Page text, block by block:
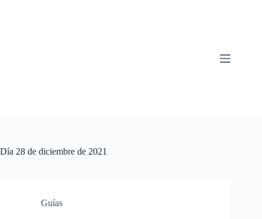
Día 28 de diciembre de 2021
Guías